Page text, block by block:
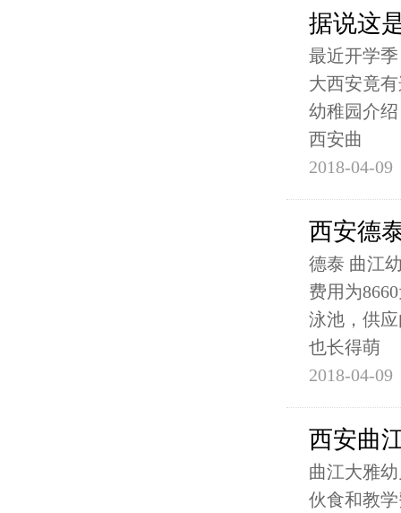
据说这
最近开学
大西安竟
幼稚园介
西安曲
2018-04-09
西安德
德泰 曲江
费用为
泳池，供
也长得萌
2018-04-09
西安曲
曲江大雅
伙食和教